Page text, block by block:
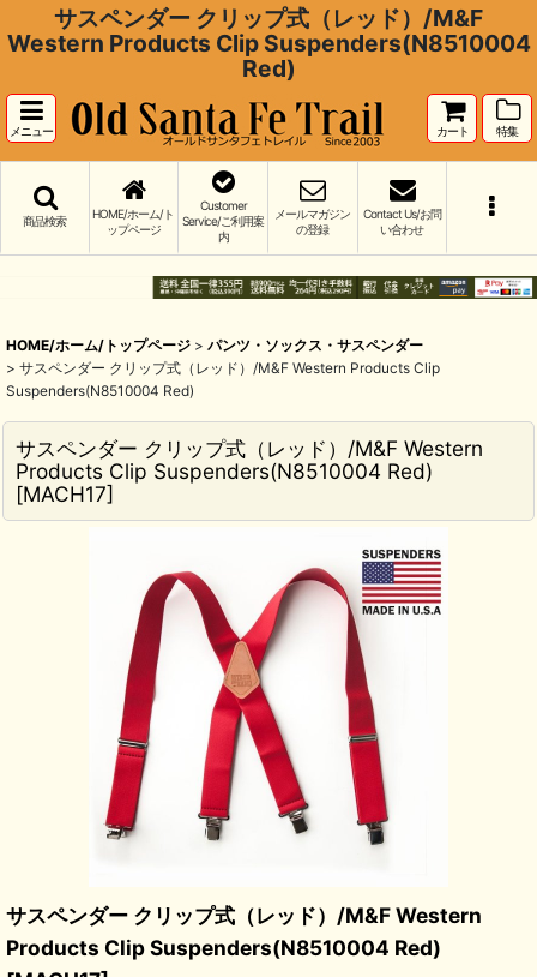
サスペンダー クリップ式（レッド）/M&F
Western Products Clip Suspenders(N8510004
Red)
メニュー カート 特集
商品検索
HOME/ホーム/ト
ップページ
Customer
Service/ご利用案
内
メールマガジン
の登録
Contact Us/お問
い合わせ
HOME/ホーム/トップページ > パンツ・ソックス・サスペンダー
> サスペンダー クリップ式（レッド）/M&F Western Products Clip
Suspenders(N8510004 Red)
サスペンダー クリップ式（レッド）/M&F Western
Products Clip Suspenders(N8510004 Red)
[MACH17]
サスペンダー クリップ式（レッド）/M&F Western
Products Clip Suspenders(N8510004 Red)